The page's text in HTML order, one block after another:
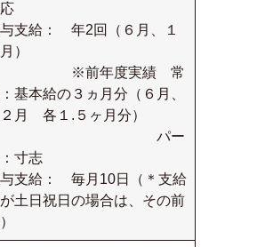
支給： 年2回（６月、１
）
前年度実績 常
基本給の３ヵ月分（６月、
２月 各１.５ヶ月分）
ー
：寸志
支給： 毎月10日（＊支給
土日祝日の場合は、その前